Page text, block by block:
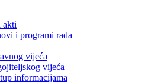
akti
i programi rada
vijeća
vijeća
informacijama